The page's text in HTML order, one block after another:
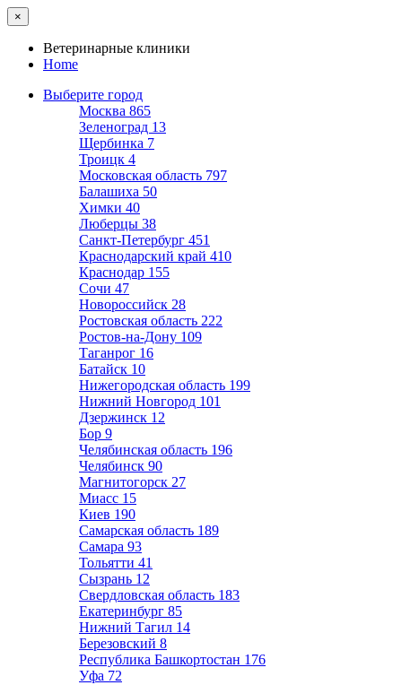
×
Ветеринарные клиники
Home
Выберите город
Москва 865
Зеленоград 13
Щербинка 7
Троицк 4
Московская область 797
Балашиха 50
Химки 40
Люберцы 38
Санкт-Петербург 451
Краснодарский край 410
Краснодар 155
Сочи 47
Новороссийск 28
Ростовская область 222
Ростов-на-Дону 109
Таганрог 16
Батайск 10
Нижегородская область 199
Нижний Новгород 101
Дзержинск 12
Бор 9
Челябинская область 196
Челябинск 90
Магнитогорск 27
Миасс 15
Киев 190
Самарская область 189
Самара 93
Тольятти 41
Сызрань 12
Свердловская область 183
Екатеринбург 85
Нижний Тагил 14
Березовский 8
Республика Башкортостан 176
Уфа 72